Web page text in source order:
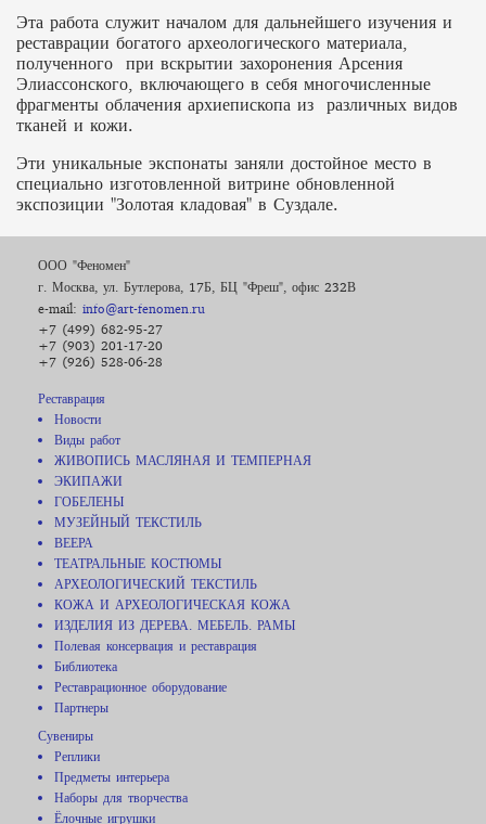
Эта работа служит началом для дальнейшего изучения и
реставрации богатого археологического материала,
полученного при вскрытии захоронения Арсения
Элиассонского, включающего в себя многочисленные
фрагменты облачения архиепископа из различных видов
тканей и кожи.
Эти уникальные экспонаты заняли достойное место в
специально изготовленной витрине обновленной
экспозиции "Золотая кладовая" в Суздале.
ООО "Феномен"
г. Москва, ул. Бутлерова, 17Б, БЦ "Фреш", офис 232В
e-mail: info@art-fenomen.ru
+7 (499) 682-95-27
+7 (903) 201-17-20
+7 (926) 528-06-28
Реставрация
Новости
Виды работ
ЖИВОПИСЬ МАСЛЯНАЯ И ТЕМПЕРНАЯ
ЭКИПАЖИ
ГОБЕЛЕНЫ
МУЗЕЙНЫЙ ТЕКСТИЛЬ
ВЕЕРА
ТЕАТРАЛЬНЫЕ КОСТЮМЫ
АРХЕОЛОГИЧЕСКИЙ ТЕКСТИЛЬ
КОЖА И АРХЕОЛОГИЧЕСКАЯ КОЖА
ИЗДЕЛИЯ ИЗ ДЕРЕВА. МЕБЕЛЬ. РАМЫ
Полевая консервация и реставрация
Библиотека
Реставрационное оборудование
Партнеры
Сувениры
Реплики
Предметы интерьера
Наборы для творчества
Ёлочные игрушки